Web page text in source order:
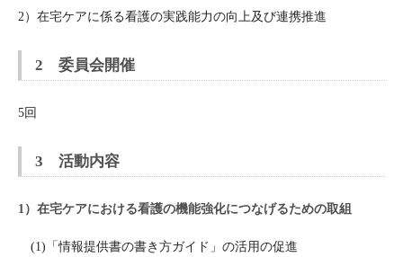
2）在宅ケアに係る看護の実践能力の向上及び連携推進
2 委員会開催
5回
3 活動内容
1）在宅ケアにおける看護の機能強化につなげるための取組
(1)「情報提供書の書き方ガイド」の活用の促進